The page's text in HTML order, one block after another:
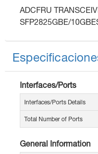
ADCFRU
SFP2825GBE/
Interfaces/Ports
Interfaces/Ports Details
Total Number of Ports
General Information